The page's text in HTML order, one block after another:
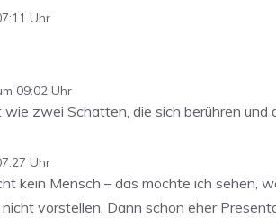
Uhr
09:02 Uhr
wie zwei Schatten, die sich berühren
Uhr
kein Mensch – das möchte ich sehen,
vorstellen. Dann schon eher